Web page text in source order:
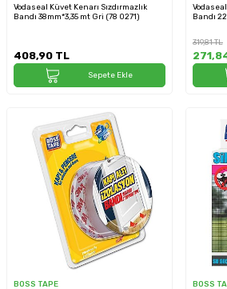
Vodaseal Küvet Kenarı Sızdırmazlık
Bandı 38mm*3,35 mt Gri (78 0271)
408,90 TL
Sepete Ekle
Bandı
319,81TL
BOSS TAPE
BOSS